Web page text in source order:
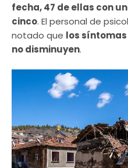
fecha, 47 de ellas con
cinco. El personal de
notado que los
no disminuyen.